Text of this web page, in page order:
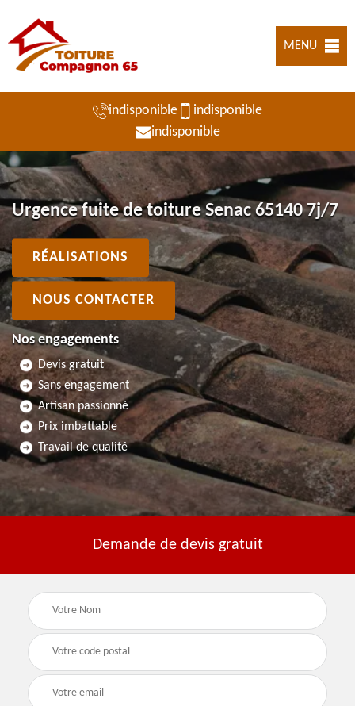
MENU
indisponible
indisponible
indisponible
Urgence fuite de toiture Senac 65140 7j/7
RÉALISATIONS
NOUS CONTACTER
Nos engagements
Devis gratuit
Sans engagement
Artisan passionné
Prix imbattable
Travail de qualité
Demande de devis gratuit